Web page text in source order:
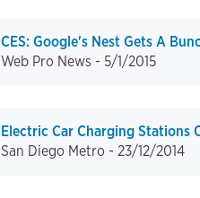
CES: Google's Nest Gets A
Web Pro News - 5/1/2015
Electric Car Charging Stations
San Diego Metro - 23/12/2014